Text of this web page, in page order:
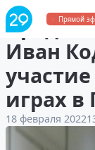
Прямой
Иван
играх в
18 февраля 2022